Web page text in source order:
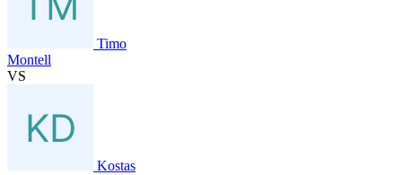
Timo
Montell
VS
Kostas